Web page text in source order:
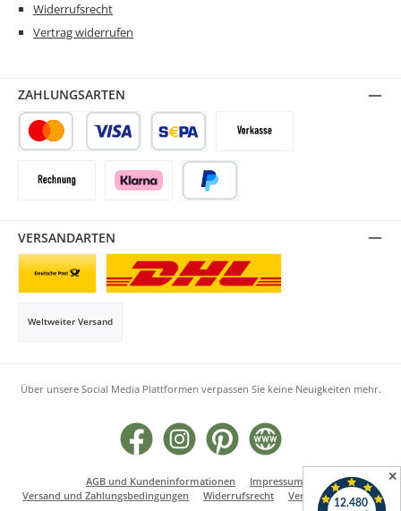
Widerrufsrecht
Vertrag widerrufen
VERSANDARTEN
Weltweiter Versand
ZAHLUNGSARTEN
SEPA LastschriftVorkasse
Über unsere Social Media Plattformen verpassen Sie keine Neuigkeiten mehr.
Facebook Instagram Pinterest Website
AGB und Kundeninformationen
Impressum
Versand und Zahlungsbedingungen
Widerrufsrecht Vertrag widerrufen
✕